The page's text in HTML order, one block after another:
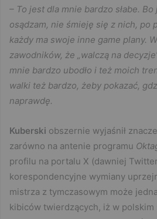
– To jest dla mnie bardzo słabe.
osądzam, nie śmieję się z nich, po
każdy ma swoje inne game plany.
zawodników, że „walczą na
mnie bardzo ubodło i też moich
walki też bardzo, żeby pokazać,
naprawdę.
Kuberski obszernie wyjaśnił
zarówno na antenie programu
profilu na portalu X (dawniej
korespondencyjne wymiany
mistrza z tymczasowym może
kibiców twierdzących, iż w polskim